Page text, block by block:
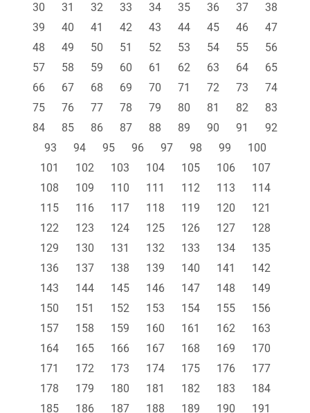
30
31 32 33 34 35 36 37
38
39
40 41 42 43 44 45 46
47
48
49 50 51 52 53 54 55
56
57
58 59 60 61 62 63 64
65
66
67 68 69 70 71 72 73
74
75
76 77 78 79 80 81 82
83
84
85 86 87 88 89 90 91
92
93
94 95 96 97 98 99
100
101
102 103 104 105 106
107
108
109 110 111 112 113
114
115
116 117 118 119 120
121
122
123 124 125 126 127
128
129
130 131 132 133 134
135
136
137 138 139 140 141
142
143
144 145 146 147 148
149
150
151 152 153 154 155
156
157
158 159 160 161 162
163
164
165 166 167 168 169
170
171
172 173 174 175 176
177
178
179 180 181 182 183
184
185
186 187 188 189 190
191